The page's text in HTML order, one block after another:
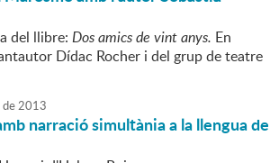
del llibre: Dos amics de vint anys. En
Dídac Rocher i del grup de teatre
de2013
narració simultània a la llengua de